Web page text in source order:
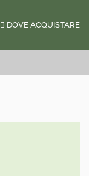
DOVE ACQUISTARE